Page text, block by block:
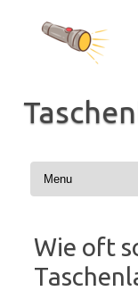
springen
Wie oft